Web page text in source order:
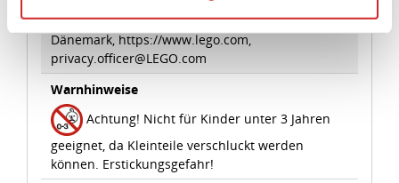
Die USA ist ein Drittland, dass nicht von einem
Kommission erfasst wird, und daher kein angemessenes
Schutzniveau für personenbezogene Daten bietet. Durch
die Verwendung von Standarddatenschutzklauseln in
Verbindung mit zusätzlichen Maßnahmen zur Sicherung
eines angemessenen Schutzniveaus, garantieren wir,
dass die Datenschutzvorgaben der EU auch bei der
Verarbeitung von Daten in den USA eingehalten werden.
LEGO System A/S, Aastvej 1, 7190 Billund,
Dänemark, https://www.lego.com,
privacy.officer@LEGO.com
Warnhinweise
Achtung! Nicht für Kinder unter 3 Jahren
geeignet, da Kleinteile verschluckt werden
können. Erstickungsgefahr!